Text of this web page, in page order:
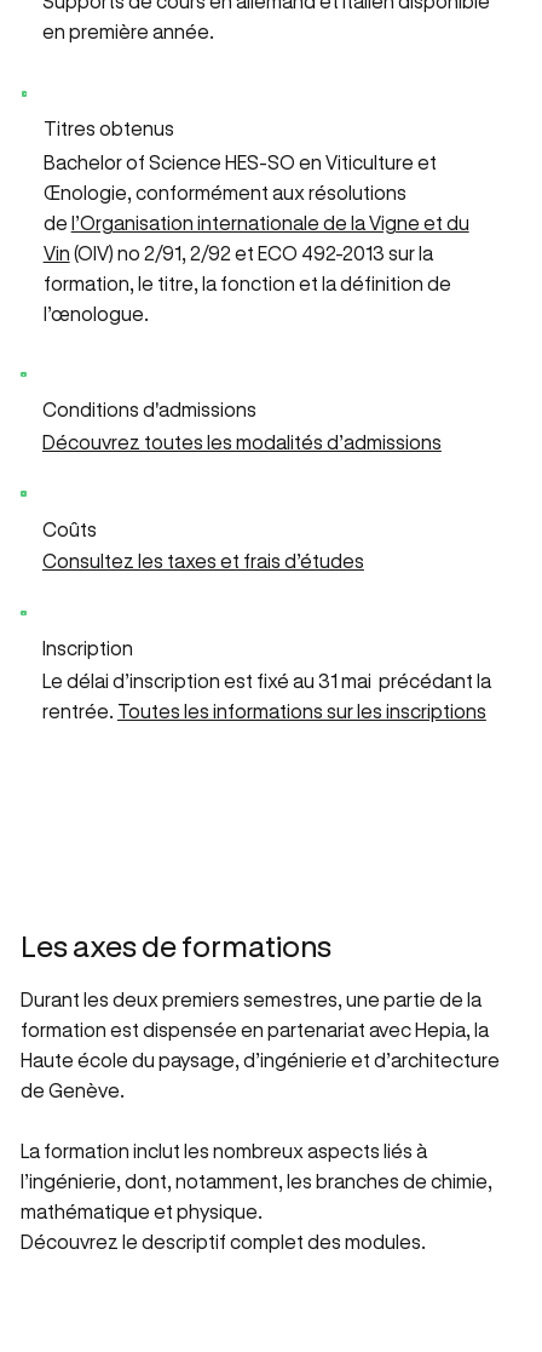
en première année.
Titres obtenus
Bachelor of Science HES⁠-⁠SO en Viticulture et
Œnologie, conformément aux résolutions
de l’Organisation internationale de la Vigne et du
Vin (OIV) no 2/91, 2/92 et ECO 492-2013 sur la
formation, le titre, la fonction et la définition de
l’œnologue.
Conditions d'admissions
Découvrez toutes les modalités d’admissions
Coûts
Consultez les taxes et frais d’études
Inscription
Le délai d’inscription est fixé au 31 mai précédant la
rentrée. Toutes les informations sur les inscriptions
Les axes de formations
Durant les deux premiers semestres, une partie de la
formation est dispensée en partenariat avec Hepia, la
Haute école du paysage, d’ingénierie et d’architecture
de Genève.
La formation inclut les nombreux aspects liés à
l’ingénierie, dont, notamment, les branches de chimie,
mathématique et physique.
Découvrez le descriptif complet des modules.